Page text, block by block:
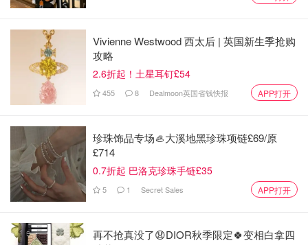
Vivienne Westwood 西太后 | 英国新生季抢购
攻略
2.6折起！土星耳钉£54
455 8 Dealmoon英国省钱快报 APP打开
珍珠饰品专场🦪大溪地黑珍珠项链£69/原
£714
0.7折起 巴洛克珍珠手链£35
5 1 Secret Sales APP打开
再不抢真没了😧DIOR秋季限定🍀变相白拿四